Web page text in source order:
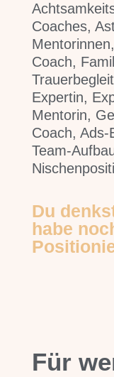
Coaches,
Coach,
Expertin,
Mentorin,
Coach,
Team-
Du
habe
Für